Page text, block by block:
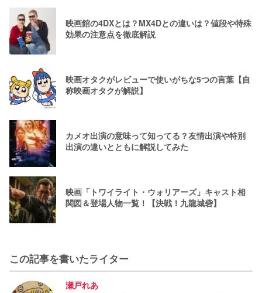
映画館の4DXとは？MX4Dとの違いは？値段や特殊
効果の注意点を徹底解説
映画オタクがレビューで使いがちな5つの言葉【自
称映画オタクが解説】
カメオ出演の意味って知ってる？友情出演や特別
出演の違いとともに解説してみた
映画「トワイライト・ウォリアーズ」キャスト相
関図＆登場人物一覧！【決戦！九龍城砦】
この記事を書いたライター
瀬戸れあ